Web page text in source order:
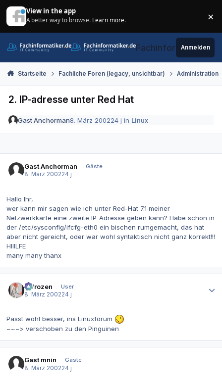
View in the app
A better way to browse. Learn more. ×
Fachinformatiker.de
Anmelden
Startseite Fachliche Foren (legacy, unsichtbar) Administration
2. IP-adresse unter Red Hat
Gast Anchorman8. März 200224 j in Linux
Gast Anchorman
Gäste
8. März 200224 j
Hallo Ihr,
wer kann mir sagen wie ich unter Red-Hat 7.1 meiner
Netzwerkkarte eine zweite IP-Adresse geben kann? Habe schon in
der /etc/sysconfig/ifcfg-eth0 ein bischen rumgemacht, das hat
aber nicht gereicht, oder war wohl syntaktisch nicht ganz korrekt!!!
HIIILFE
many many thanx
2-frozen
User
8. März 200224 j
Passt wohl besser, ins Linuxforum
~~~> verschoben zu den Pinguinen
Gast mnin
Gäste
8. März 200224 j